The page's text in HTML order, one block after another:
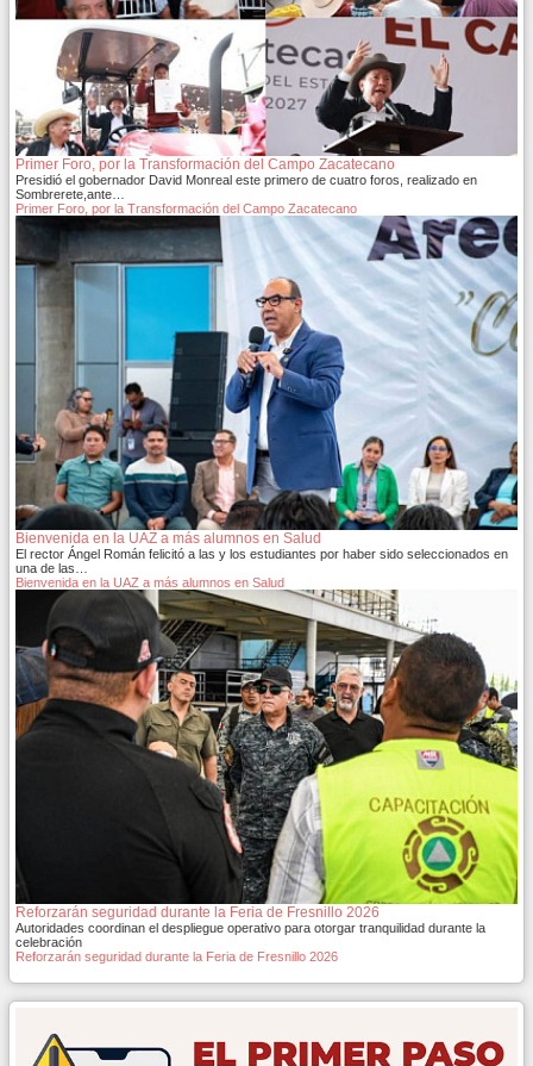
Primer Foro, por la Transformación del Campo Zacatecano
Presidió el gobernador David Monreal este primero de cuatro foros, realizado en
Sombrerete,ante…
Primer Foro, por la Transformación del Campo Zacatecano
Bienvenida en la UAZ a más alumnos en Salud
El rector Ángel Román felicitó a las y los estudiantes por haber sido seleccionados en
una de las…
Bienvenida en la UAZ a más alumnos en Salud
Reforzarán seguridad durante la Feria de Fresnillo 2026
Autoridades coordinan el despliegue operativo para otorgar tranquilidad durante la
celebración
Reforzarán seguridad durante la Feria de Fresnillo 2026